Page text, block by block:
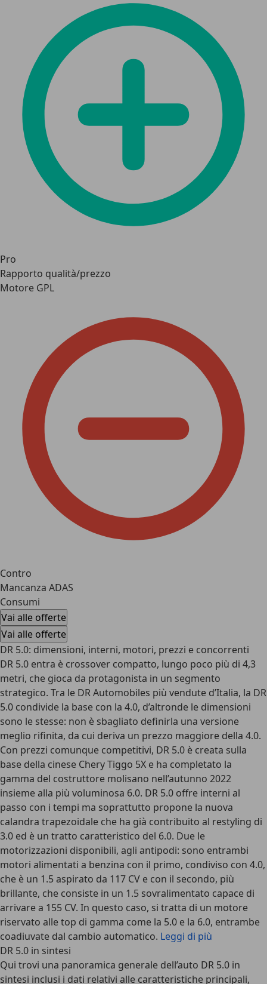
Pro
Rapporto qualità/prezzo
Motore GPL
Contro
Mancanza ADAS
Consumi
Vai alle offerte
Vai alle offerte
DR 5.0: dimensioni, interni, motori, prezzi e concorrenti
DR 5.0 entra è crossover compatto, lungo poco più di 4,3
metri, che gioca da protagonista in un segmento
strategico. Tra le DR Automobiles più vendute d’Italia, la DR
5.0 condivide la base con la 4.0, d’altronde le dimensioni
sono le stesse: non è sbagliato definirla una versione
meglio rifinita, da cui deriva un prezzo maggiore della 4.0.
Con prezzi comunque competitivi, DR 5.0 è creata sulla
base della cinese Chery Tiggo 5X e ha completato la
gamma del costruttore molisano nell’autunno 2022
insieme alla più voluminosa 6.0. DR 5.0 offre interni al
passo con i tempi ma soprattutto propone la nuova
calandra trapezoidale che ha già contribuito al restyling di
3.0 ed è un tratto caratteristico del 6.0. Due le
motorizzazioni disponibili, agli antipodi: sono entrambi
motori alimentati a benzina con il primo, condiviso con 4.0,
che è un 1.5 aspirato da 117 CV e con il secondo, più
brillante, che consiste in un 1.5 sovralimentato capace di
arrivare a 155 CV. In questo caso, si tratta di un motore
riservato alle top di gamma come la 5.0 e la 6.0, entrambe
coadiuvate dal cambio automatico. Leggi di più
DR 5.0 in sintesi
Qui trovi una panoramica generale dell’auto DR 5.0 in
sintesi inclusi i dati relativi alle caratteristiche principali,